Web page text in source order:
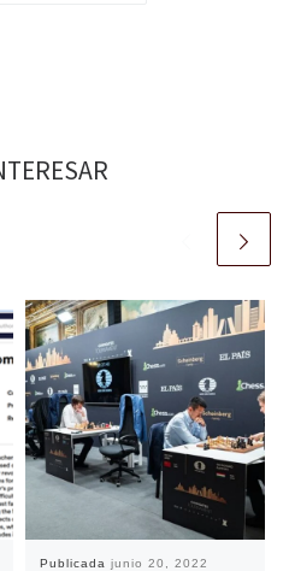
Publicada junio 20, 2022